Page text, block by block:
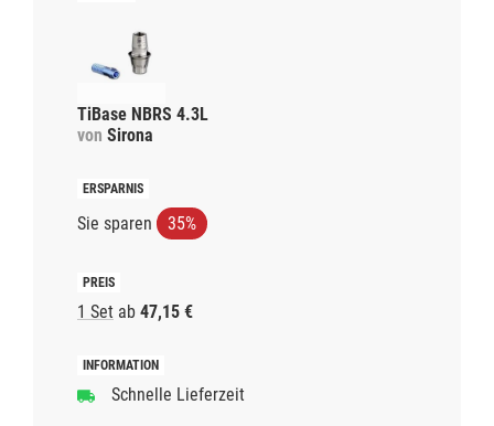
TiBase NBRS 4.3L
von Sirona
Sie sparen 35%
1 Set ab 47,15 €
Schnelle Lieferzeit